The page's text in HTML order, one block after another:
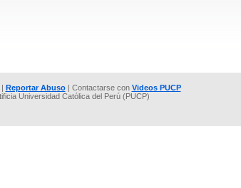
Reportar Abuso| Contactarse con Videos PUCP
Universidad Católica del Perú (PUCP)